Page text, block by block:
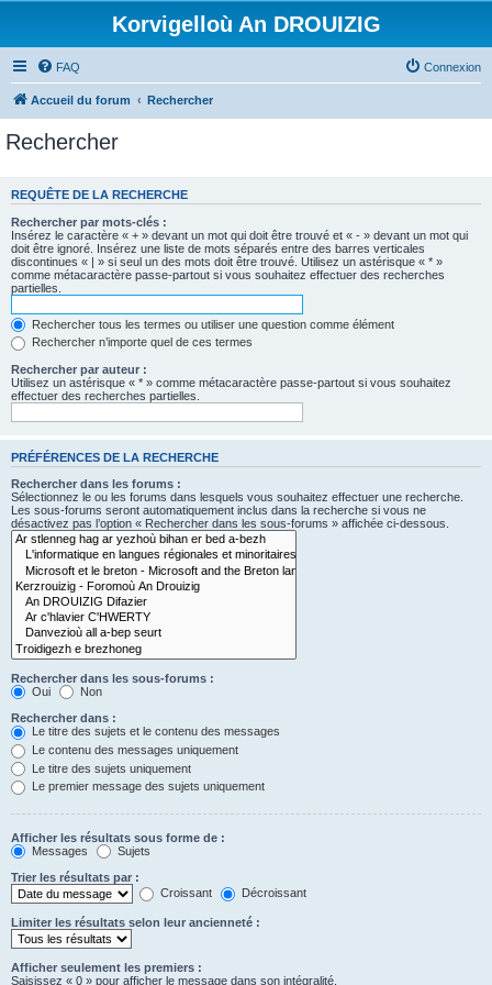
Korvigelloù An DROUIZIG
FAQ Connexion
Accueil du forum Rechercher
Rechercher
REQUÊTE DE LA RECHERCHE
Rechercher par mots-clés :
Insérez le caractère « + » devant un mot qui doit être trouvé et « - » devant un mot qui
doit être ignoré. Insérez une liste de mots séparés entre des barres verticales
discontinues « | » si seul un des mots doit être trouvé. Utilisez un astérisque « * »
comme métacaractère passe-partout si vous souhaitez effectuer des recherches
partielles.
Rechercher tous les termes ou utiliser une question comme élément
Rechercher n’importe quel de ces termes
Rechercher par auteur :
Utilisez un astérisque « * » comme métacaractère passe-partout si vous souhaitez
effectuer des recherches partielles.
PRÉFÉRENCES DE LA RECHERCHE
Rechercher dans les forums :
Sélectionnez le ou les forums dans lesquels vous souhaitez effectuer une recherche.
Les sous-forums seront automatiquement inclus dans la recherche si vous ne
désactivez pas l’option « Rechercher dans les sous-forums » affichée ci-dessous.
Rechercher dans les sous-forums :
Oui
Non
Rechercher dans :
Le titre des sujets et le contenu des messages
Le contenu des messages uniquement
Le titre des sujets uniquement
Le premier message des sujets uniquement
Afficher les résultats sous forme de :
Messages
Sujets
Trier les résultats par :
Croissant
Décroissant
Limiter les résultats selon leur ancienneté :
Afficher seulement les premiers :
Saisissez « 0 » pour afficher le message dans son intégralité.